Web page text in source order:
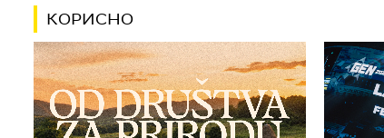
КОРИСНО